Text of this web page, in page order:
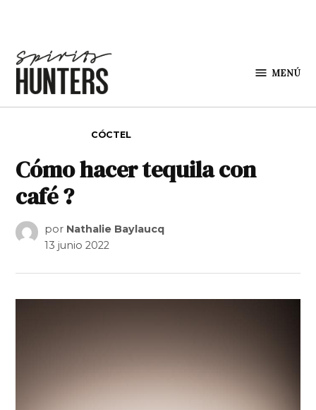
MENÚ
CÓCTEL
Cómo hacer tequila con
café ?
por Nathalie Baylaucq
13 junio 2022